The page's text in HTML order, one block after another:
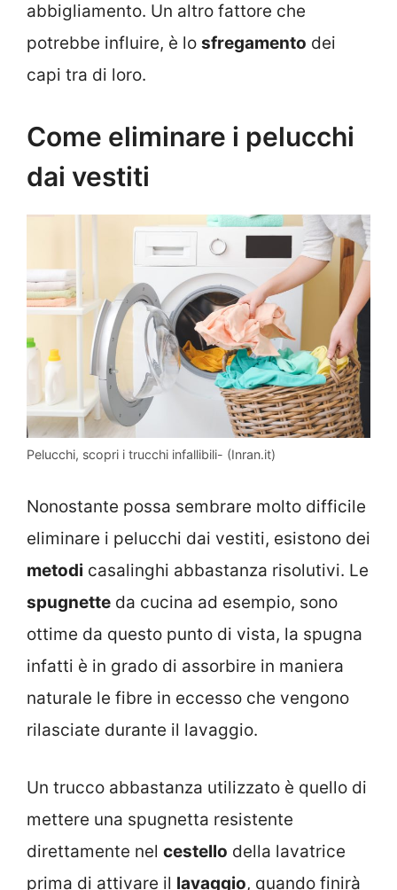
abbigliamento. Un altro fattore che
potrebbe influire, è lo sfregamento dei
capi tra di loro.
Come eliminare i pelucchi
dai vestiti
Pelucchi, scopri i trucchi infallibili- (Inran.it)
Nonostante possa sembrare molto difficile
eliminare i pelucchi dai vestiti, esistono dei
metodi casalinghi abbastanza risolutivi. Le
spugnette da cucina ad esempio, sono
ottime da questo punto di vista, la spugna
infatti è in grado di assorbire in maniera
naturale le fibre in eccesso che vengono
rilasciate durante il lavaggio.
Un trucco abbastanza utilizzato è quello di
mettere una spugnetta resistente
direttamente nel cestello della lavatrice
prima di attivare il lavaggio, quando finirà